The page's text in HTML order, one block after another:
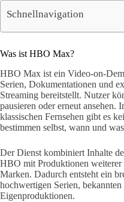
Schnellnavigation
Was ist HBO Max?
HBO Max ist ein Video-on-
Serien, Dokumentationen und
Streaming bereitstellt. Nutzer
pausieren oder erneut ansehen.
klassischen Fernsehen gibt es
bestimmen selbst, wann und
Der Dienst kombiniert Inhalte
HBO mit Produktionen weiterer
Marken. Dadurch entsteht ein
hochwertigen Serien,
Eigenproduktionen.